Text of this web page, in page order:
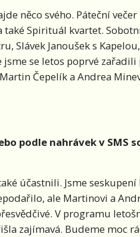
něco svého. Páteční
také Spirituál kvartet.
Slávek Janoušek s
se letos poprvé zařadili
Čepelík a Andrea
podle nahrávek v SMS
účastnili. Jsme seskupení
ale Martinovi a
V programu
zajímavá. Budeme moc